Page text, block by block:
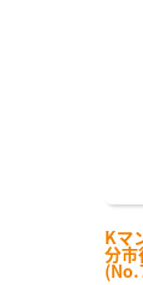
Kマ
分市